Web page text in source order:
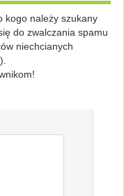
kogo należy szukany
do zwalczania spamu
niechcianych